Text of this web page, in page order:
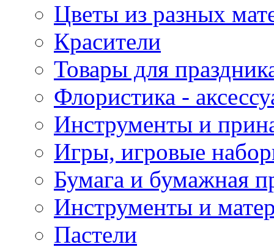
Цветы из разных
Красители
Товары для
Флористика -
Инструменты и
Игры, игровые
Бумага и бумажная
Инструменты и
Пастели